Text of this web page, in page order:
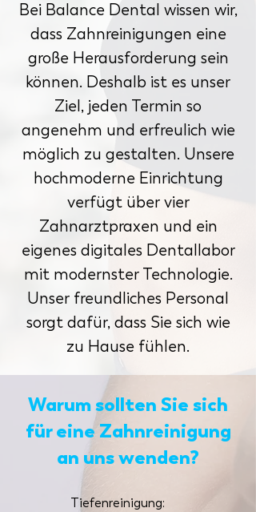
Bei Balance Dental wissen wir,
dass Zahnreinigungen eine
große Herausforderung sein
können. Deshalb ist es unser
Ziel, jeden Termin so
angenehm und erfreulich wie
möglich zu gestalten. Unsere
hochmoderne Einrichtung
verfügt über vier
Zahnarztpraxen und ein
eigenes digitales Dentallabor
mit modernster Technologie.
Unser freundliches Personal
sorgt dafür, dass Sie sich wie
zu Hause fühlen.
Warum sollten Sie sich
für eine Zahnreinigung
an uns wenden?
Tiefenreinigung: